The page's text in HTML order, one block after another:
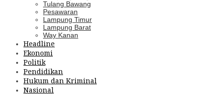
Tulang Bawang
Pesawaran
Lampung Timur
Lampung Barat
Way Kanan
Headline
Ekonomi
Politik
Pendidikan
Hukum dan Kriminal
Nasional